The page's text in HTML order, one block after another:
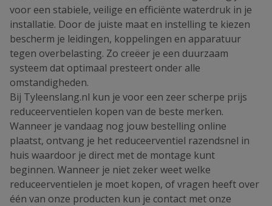
voor een stabiele, veilige en efficiënte waterdruk in je
installatie. Door de juiste maat en instelling te kiezen
bescherm je leidingen, koppelingen en apparatuur
tegen overbelasting. Zo creëer je een duurzaam
systeem dat optimaal presteert onder alle
omstandigheden.
Bij Tyleenslang.nl kun je voor een zeer scherpe prijs
reduceerventielen kopen van de beste merken.
Wanneer je vandaag nog jouw bestelling online
plaatst, ontvang je het reduceerventiel razendsnel in
huis waardoor je direct met de montage kunt
beginnen. Wanneer je niet zeker weet welke
reduceerventielen je moet kopen, of vragen heeft over
één van onze producten kun je contact met onze